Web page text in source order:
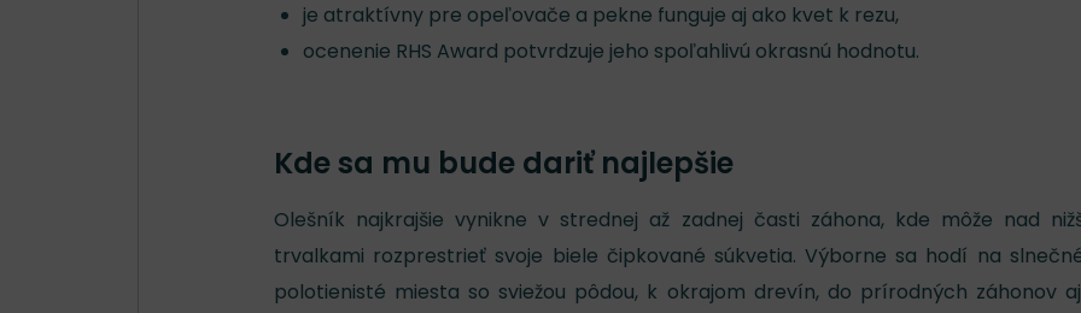
je atraktívny pre opeľovače a pekne funguje aj ako kvet k rezu,
ocenenie RHS Award potvrdzuje jeho spoľahlivú okrasnú hodnotu.
Kde sa mu bude dariť najlepšie
Olešník najkrajšie vynikne v strednej až zadnej časti záhona, kde môže nad
trvalkami rozprestrieť svoje biele čipkované súkvetia. Výborne sa hodí na
polotienisté miesta so sviežou pôdou, k okrajom drevín, do prírodných záhonov